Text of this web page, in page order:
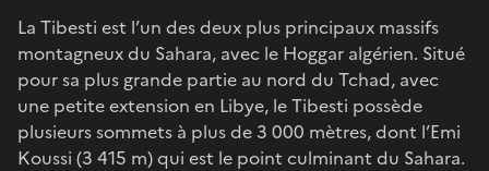
La Tibesti est l’un des deux plus principaux massifs
montagneux du Sahara, avec le Hoggar algérien. Situé
pour sa plus grande partie au nord du Tchad, avec
une petite extension en Libye, le Tibesti possède
plusieurs sommets à plus de 3 000 mètres, dont l’Emi
Koussi (3 415 m) qui est le point culminant du Sahara.